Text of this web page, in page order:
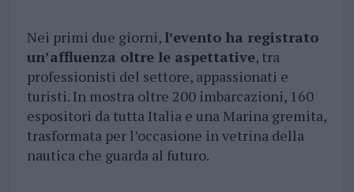
Nei primi due giorni, l’evento ha registrato
un’affluenza oltre le aspettative, tra
professionisti del settore, appassionati e
turisti. In mostra oltre 200 imbarcazioni, 160
espositori da tutta Italia e una Marina gremita,
trasformata per l’occasione in vetrina della
nautica che guarda al futuro.